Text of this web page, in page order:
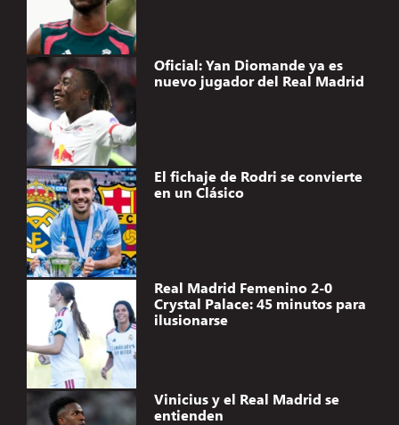
Oficial: Yan Diomande ya es
nuevo jugador del Real Madrid
El fichaje de Rodri se convierte
en un Clásico
Real Madrid Femenino 2-0
Crystal Palace: 45 minutos para
ilusionarse
Vinicius y el Real Madrid se
entienden